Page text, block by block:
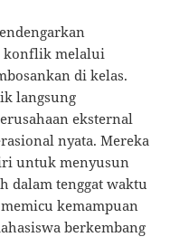
konflik melalui
di kelas.
langsung
eksternal
nyata. Mereka
untuk menyusun
dalam tenggat waktu
kemampuan
berkembang